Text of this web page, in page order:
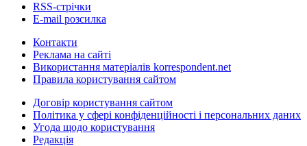
RSS-стрічки
E-mail розсилка
Контакти
Реклама на сайті
Використання матеріалів korrespondent.net
Правила користування сайтом
Договір користування сайтом
Політика у сфері конфіденційності і персональних даних
Угода щодо користування
Редакція